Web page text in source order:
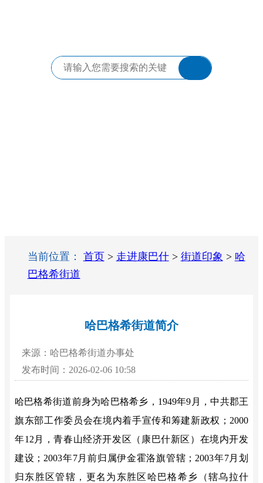
当前位置： 首页 > 走进康巴什> 街道印象 > 哈
巴格希街道
哈巴格希街道简介
来源：哈巴格希街道办事处
发布时间：2026-02-06 10:58
哈巴格希街道前身为哈巴格希乡， 1949年9月，中共郡王
旗东部工作委员会在境内着手宣传和筹建新政权 ；2000
年12月，青春山经济开发区（康巴什新区）在境内开发
建设；2003年7月前归属伊金霍洛旗管辖；2003年7月划
归东胜区管辖，更名为东胜区哈巴格希乡（辖乌拉什